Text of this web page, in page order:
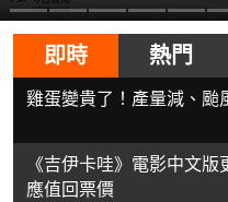
即時 熱門
雞蛋變貴了！產量減、
《吉伊卡哇》電影中文
應值回票價